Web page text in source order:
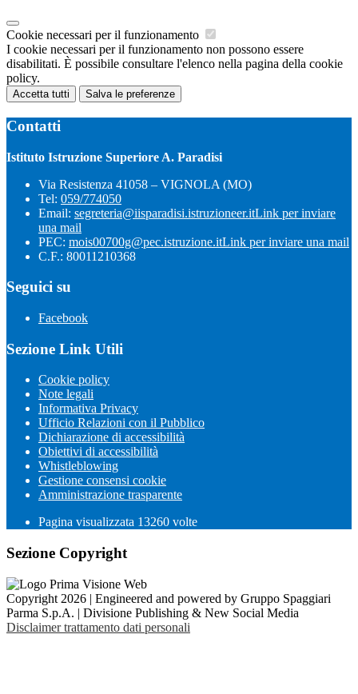
Cookie necessari per il funzionamento
I cookie necessari per il funzionamento non possono essere
disabilitati. È possibile consultare l'elenco nella pagina della cookie
policy.
Accetta tutti Salva le preferenze
Contatti
Istituto Istruzione Superiore A. Paradisi
Via Resistenza 41058 – VIGNOLA (MO)
Tel: 059/774050
Email: segreteria@iisparadisi.istruzioneer.itLink per inviare
una mail
PEC: mois00700g@pec.istruzione.itLink per inviare una mail
C.F.: 80011210368
Seguici su
Facebook
Sezione Link Utili
Cookie policy
Note legali
Informativa Privacy
Ufficio Relazioni con il Pubblico
Dichiarazione di accessibilità
Obiettivi di accessibilità
Whistleblowing
Gestione consensi cookie
Amministrazione trasparente
Pagina visualizzata 13260 volte
Sezione Copyright
Copyright 2026 | Engineered and powered by Gruppo Spaggiari
Parma S.p.A. | Divisione Publishing & New Social Media
Disclaimer trattamento dati personali